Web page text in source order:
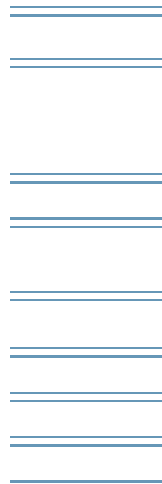
-
-
-
-
-
-
-
-